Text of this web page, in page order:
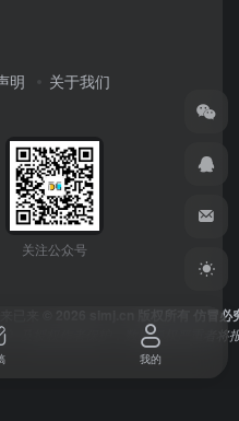
明 关于我们
关注公众号
© 2026 simj.cn 版权所有 仿冒必
及授权作者保护，数据侵权严重者将
我的